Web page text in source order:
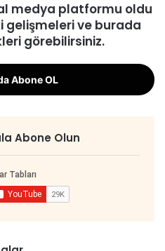
medya platformu oldu
gelişmeleri ve burada
görebilirsiniz.
Abone OL
Abone Olun